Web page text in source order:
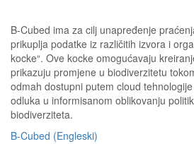
B-Cubed ima za cilj unapređenje
prikuplja podatke iz različitih izvora i
kocke“. Ove kocke omogućavaju
prikazuju promjene u biodiverzitetu
odmah dostupni putem cloud
odluka u informisanom oblikovanju
biodiverziteta.
B-Cubed (Engleski)